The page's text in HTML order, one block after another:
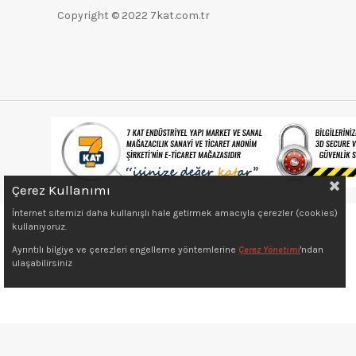
Ürünleri
Karot Makineleri
Ahşap Metal Kesme
Makineleri
Jeneratörler
Copyright © 2022 7kat.com.tr
Çerez Kullanımı
İnternet sitemizi daha kullanışlı hale getirmek amacıyla çerezler (cookies)
kullanıyoruz.
Ayrıntılı bilgiye ve çerezleri engelleme yöntemlerine Çerez Yönetimi'ndan
ulaşabilirsiniz